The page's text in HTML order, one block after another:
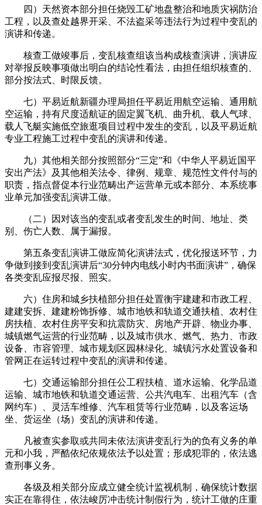
四）天然资本部分担任烧毁工矿地盘整治和地质灾祸防治
工程，以及查处越界开采、不法盗采等违法行为过程中变乱的
演讲和传递。
核查工做竣事后，变乱核查组该当构成核查演讲，演讲应
对举报反映事项做出明白的结论性看法，由担任组织核查的、
部分按法式、时限反馈。
七）平易近航新疆办理局担任平易近用航空运输、通用航
空运输，持有尺度适航证的固定翼飞机、曲升机、载人气球、
载人飞艇实施低空旅逛项目过程中发生的变乱，以及平易近航
专业工程施工过程中变乱的演讲和传递。
九）其他相关部分按照部分“三定”和《中华人平易近国平
安出产法》及其他相关法令、律例、规章、规范性文件付与的
职责，指点督促本行业范畴出产运营单元或本部分、本系统事
业单元加强变乱演讲工做。
（二）因对该当的变乱或者变乱发生的时间、地址、类
别、伤亡人数、属于漏报。
第五条变乱演讲工做应简化演讲法式，优化报送环节，力
争做到接到变乱演讲后“30分钟内电线小时内书面演讲”，确保
各类变乱应报尽报、照实。
六）住房和城乡扶植部分担任处置衡宇建建和市政工程、
建建安拆、建建粉饰拆修、城市地铁和轨道交通扶植、农村住
房扶植、农村住房平安和抗震防灾、房地产开辟、物业办事、
城镇燃气运营的行业范畴，以及城市供水、燃气、热力、市政
设备、市容管理、城市规划区园林绿化、城镇污水处置设备和
管网正在运转过程中变乱的演讲和传递。
七）交通运输部分担任公工程扶植、道水运输、化学品道
运输、城市地铁和轨道交通运营、公共汽电车、出租汽车（含
网约车）、灵活车维修、汽车租赁等行业范畴，以及客运场
坐、货运坐（场）变乱的演讲和传递。
凡被查实参取或共同未依法演讲变乱行为的负有义务的单
元和小我，严酷依纪依规依法予以处置；形成犯罪的，依法逃
查刑事义务。
各级及相关部分应成立健全统计监视机制，确保统计数据
实正在靠得住，依法峻厉冲击统计制假行为，统计工做的庄重